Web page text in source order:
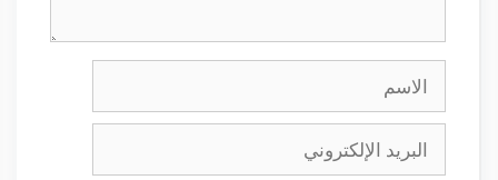
الاسم
البريد
الإلكتروني